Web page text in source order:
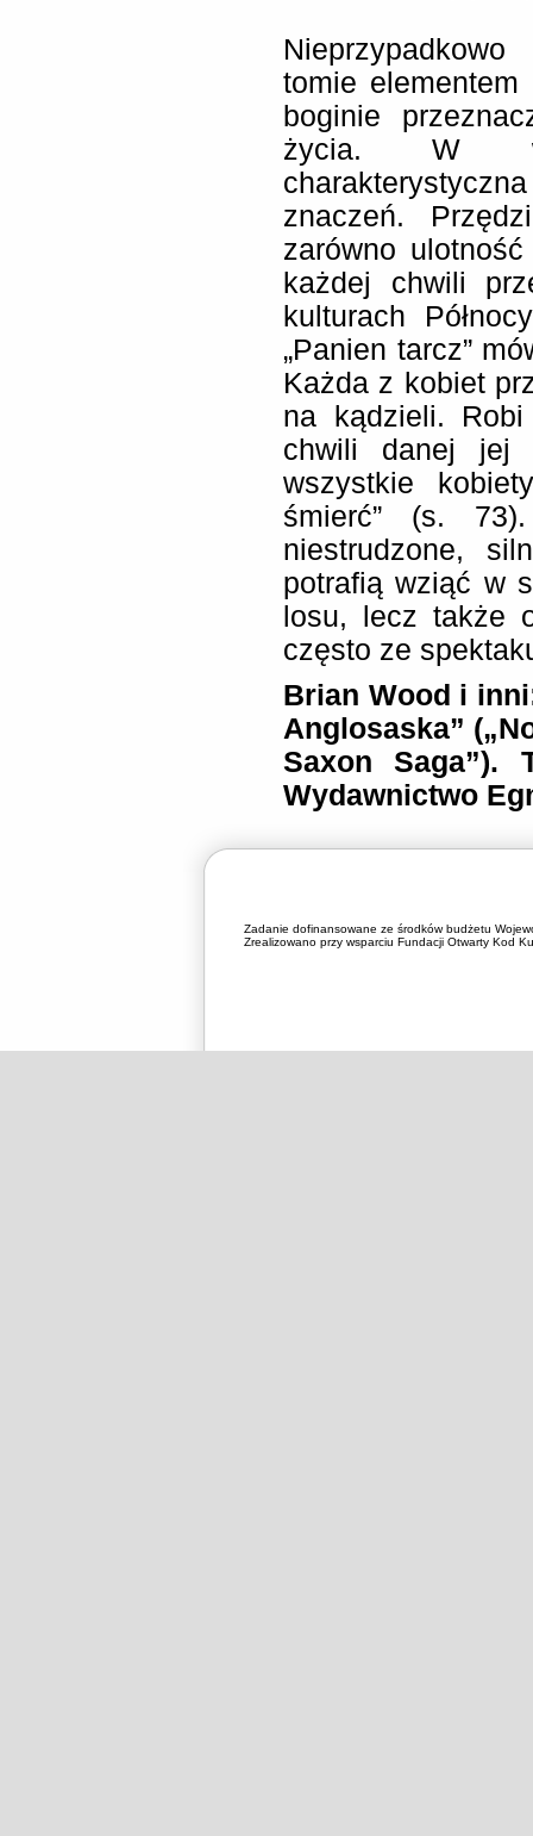
tomie
boginie
życia. W
znaczeń.
zarówno
każdej chwili
kulturach
„Panien tarcz”
Każda z kobiet
na kądzieli.
chwili danej jej
wszystkie
śmierć” (s.
niestrudzone,
potrafią wziąć w
losu, lecz także
często ze
Brian Wood i
Anglosaska”
Saxon Saga”).
Wydawnictwo
Zadanie dofinansowane ze środków budżetu
Zrealizowano przy wsparciu Fundacji Otwarty Kod